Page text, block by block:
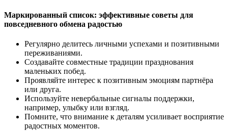
Маркированный список: эффективные советы для
повседневного обмена радостью
Регулярно делитесь личными успехами и позитивными
переживаниями.
Создавайте совместные традиции празднования
маленьких побед.
Проявляйте интерес к позитивным эмоциям партнёра
или друга.
Используйте невербальные сигналы поддержки,
например, улыбку или взгляд.
Помните, что внимание к деталям усиливает восприятие
радостных моментов.